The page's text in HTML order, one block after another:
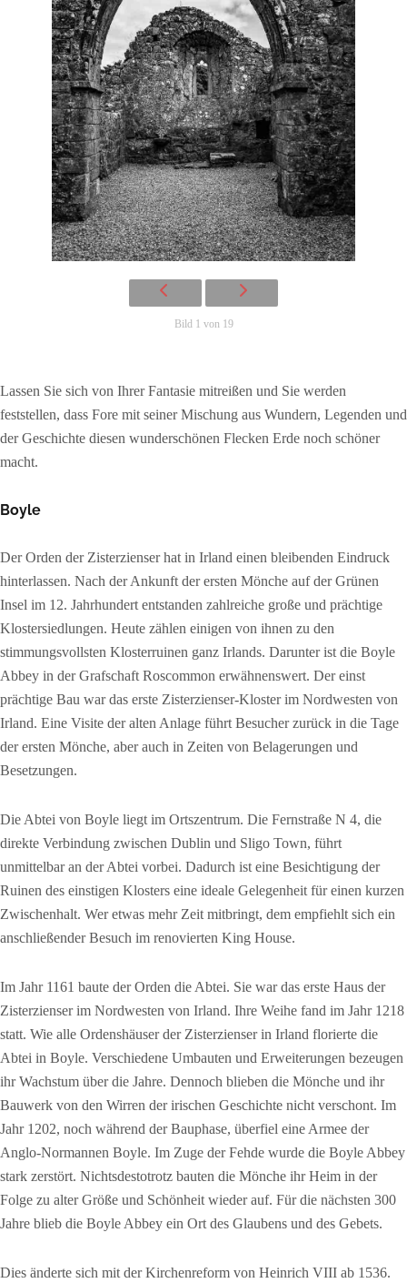
Bild 1 von 19
Lassen Sie sich von Ihrer Fantasie mitreißen und Sie werden
feststellen, dass Fore mit seiner Mischung aus Wundern, Legenden und
der Geschichte diesen wunderschönen Flecken Erde noch schöner
macht.
Boyle
Der Orden der Zisterzienser hat in Irland einen bleibenden Eindruck
hinterlassen. Nach der Ankunft der ersten Mönche auf der Grünen
Insel im 12. Jahrhundert entstanden zahlreiche große und prächtige
Klostersiedlungen. Heute zählen einigen von ihnen zu den
stimmungsvollsten Klosterruinen ganz Irlands. Darunter ist die Boyle
Abbey in der Grafschaft Roscommon erwähnenswert. Der einst
prächtige Bau war das erste Zisterzienser-Kloster im Nordwesten von
Irland. Eine Visite der alten Anlage führt Besucher zurück in die Tage
der ersten Mönche, aber auch in Zeiten von Belagerungen und
Besetzungen.
Die Abtei von Boyle liegt im Ortszentrum. Die Fernstraße N 4, die
direkte Verbindung zwischen Dublin und Sligo Town, führt
unmittelbar an der Abtei vorbei. Dadurch ist eine Besichtigung der
Ruinen des einstigen Klosters eine ideale Gelegenheit für einen kurzen
Zwischenhalt. Wer etwas mehr Zeit mitbringt, dem empfiehlt sich ein
anschließender Besuch im renovierten King House.
Im Jahr 1161 baute der Orden die Abtei. Sie war das erste Haus der
Zisterzienser im Nordwesten von Irland. Ihre Weihe fand im Jahr 1218
statt. Wie alle Ordenshäuser der Zisterzienser in Irland florierte die
Abtei in Boyle. Verschiedene Umbauten und Erweiterungen bezeugen
ihr Wachstum über die Jahre. Dennoch blieben die Mönche und ihr
Bauwerk von den Wirren der irischen Geschichte nicht verschont. Im
Jahr 1202, noch während der Bauphase, überfiel eine Armee der
Anglo-Normannen Boyle. Im Zuge der Fehde wurde die Boyle Abbey
stark zerstört. Nichtsdestotrotz bauten die Mönche ihr Heim in der
Folge zu alter Größe und Schönheit wieder auf. Für die nächsten 300
Jahre blieb die Boyle Abbey ein Ort des Glaubens und des Gebets.
Dies änderte sich mit der Kirchenreform von Heinrich VIII ab 1536.